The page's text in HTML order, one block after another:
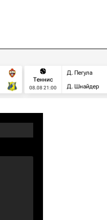
Теннис
08.08 21:00
Д. Пегула
Д. Шнайдер